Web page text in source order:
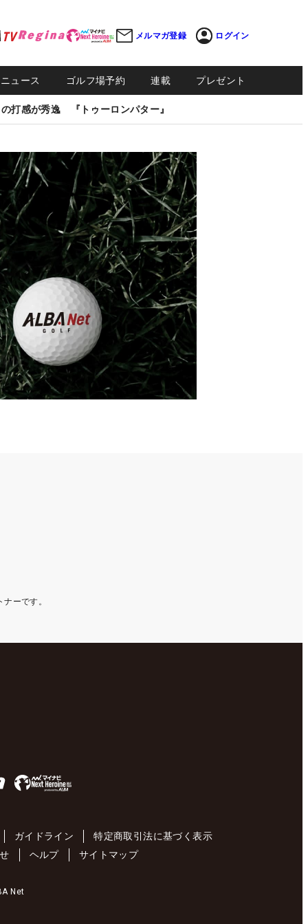
メルマガ登録 ログイン
ュース ゴルフ場予約 連載 プレゼント
打感が秀逸 『トゥーロンパター』
ーです。
ガイドライン
特定商取引法に基づく表示
ヘルプ サイトマップ
Net